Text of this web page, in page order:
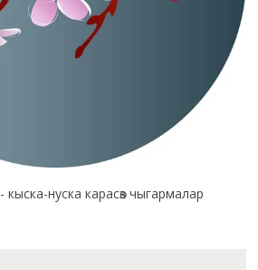
- кыска-нуска карасөз чыгармалар